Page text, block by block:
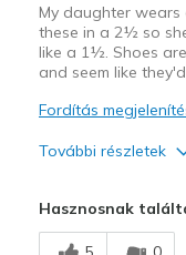
My daughter
these in a 2½ so
like a 1½. Shoes
and seem like
Fordítás
További részletek
Hasznosnak